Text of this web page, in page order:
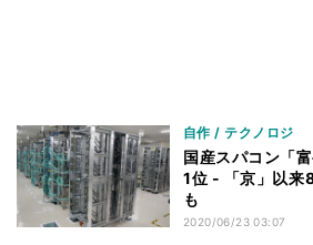
自作 / テクノロジ
国産スパコン「
1位 - 「京」以来
も
2020/06/23 03:07